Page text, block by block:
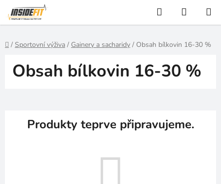
Přejít
na
obsah
Hledat
KOŠÍK
Domů
/ Sportovní výživa / Gainery a sacharidy / Obsah bílkovin 16-30 %
Obsah bílkovin 16-30 %
Produkty teprve připravujeme.